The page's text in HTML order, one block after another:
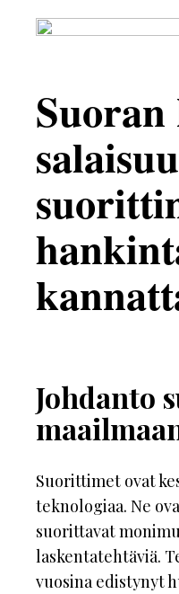
Johdanto
Suorittimet ovat
teknologiaa. Ne
suorittavat
laskentatehtäviä.
vuosina edistynyt